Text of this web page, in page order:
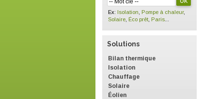
Ex: Isolation Pompe à chaleur,
Solaire Éco prêt Paris
Solutions
Bilan thermique
Isolation
Chauffage
Solaire
Éolien